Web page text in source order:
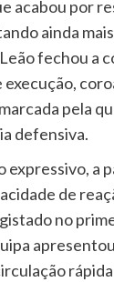
acabou por
ainda
fechou a
pela
defensiva.
expressivo, a
de
no